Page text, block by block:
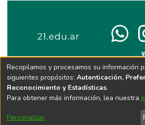
Recopilamos y procesamos su información
siguientes propósitos: Autenticación,
Reconocimiento y Estadísticas.
Para obtener más información, lea nuestra
Personalizar